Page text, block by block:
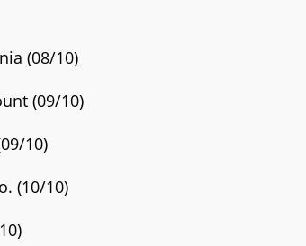
(08/10)
(09/10)
10)
(10/10)